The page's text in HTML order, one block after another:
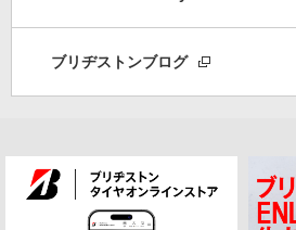
ブリヂストンブログ